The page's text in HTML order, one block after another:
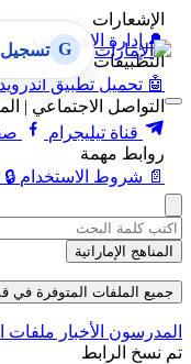
الإشعارات
🔔 إدارة الإشعارات
التطبيقات
🤖 تحميل تطبيق
التواصل الاجتماعي |
قناة تيليجرام
روابط مهمة
📄 شروط الاستخدام 🔒
G تسجيل
المناهج الإماراتية
جميع الملفات المتوفرة في قسم
المدرسون الأخبار ملفات
تم نسخ الرابط